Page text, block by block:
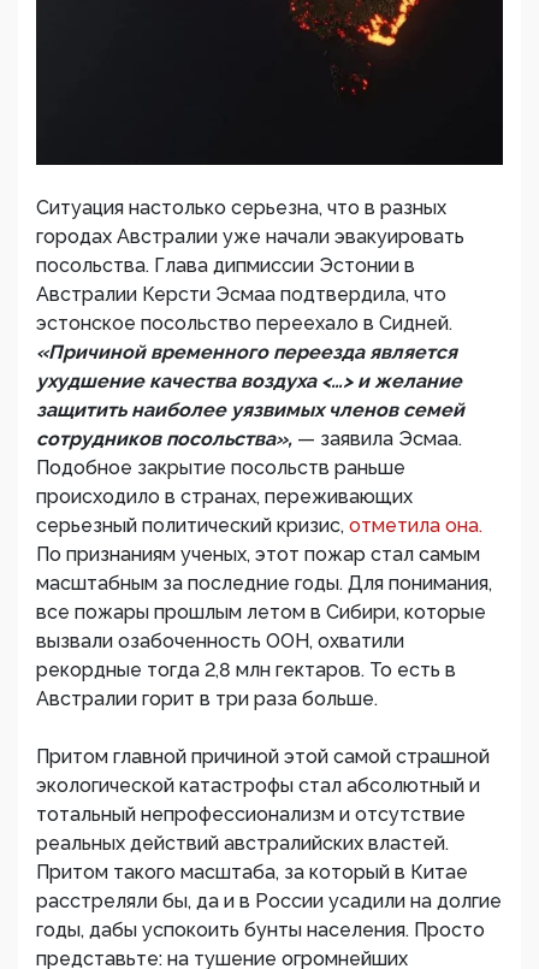
Ситуация настолько серьезна, что в разных
городах Австралии уже начали эвакуировать
посольства. Глава дипмиссии Эстонии в
Австралии Керсти Эсмаа подтвердила, что
эстонское посольство переехало в Сидней.
«Причиной временного переезда является
ухудшение качества воздуха <…> и желание
защитить наиболее уязвимых членов семей
сотрудников посольства», — заявила Эсмаа.
Подобное закрытие посольств раньше
происходило в странах, переживающих
серьезный политический кризис, отметила она.
По признаниям ученых, этот пожар стал самым
масштабным за последние годы. Для понимания,
все пожары прошлым летом в Сибири, которые
вызвали озабоченность ООН, охватили
рекордные тогда 2,8 млн гектаров. То есть в
Австралии горит в три раза больше.
Притом главной причиной этой самой страшной
экологической катастрофы стал абсолютный и
тотальный непрофессионализм и отсутствие
реальных действий австралийских властей.
Притом такого масштаба, за который в Китае
расстреляли бы, да и в России усадили на долгие
годы, дабы успокоить бунты населения. Просто
представьте: на тушение огромнейших